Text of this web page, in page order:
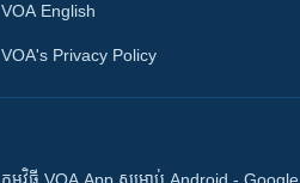
VOA English
VOA's Privacy Policy